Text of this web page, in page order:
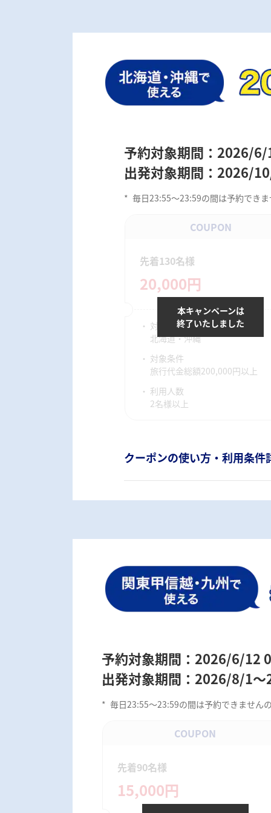
予約対象期間：2026/
出発対象期間：2026/
* 毎日23:55～23:59の間は予約でき
COUPON
先着130名様
20,000円
対象宿泊地
北海道・沖縄
対象条件
旅行代金総額200,000円以上
利用人数
2名様以上
本キャンペーンは
終了いたしました
クーポンの使い方・利用条件
予約対象期間：2026/6/12
出発対象期間：2026/8/1
* 毎日23:55～23:59の間は予約できません
COUPON
先着90名様
15,000円